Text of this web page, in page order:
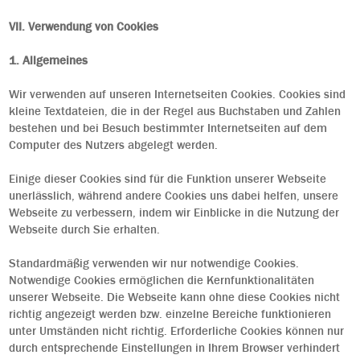
VII. Verwendung von Cookies
1. Allgemeines
Wir verwenden auf unseren Internetseiten Cookies. Cookies sind
kleine Textdateien, die in der Regel aus Buchstaben und Zahlen
bestehen und bei Besuch bestimmter Internetseiten auf dem
Computer des Nutzers abgelegt werden.
Einige dieser Cookies sind für die Funktion unserer Webseite
unerlässlich, während andere Cookies uns dabei helfen, unsere
Webseite zu verbessern, indem wir Einblicke in die Nutzung der
Webseite durch Sie erhalten.
Standardmäßig verwenden wir nur notwendige Cookies.
Notwendige Cookies ermöglichen die Kernfunktionalitäten
unserer Webseite. Die Webseite kann ohne diese Cookies nicht
richtig angezeigt werden bzw. einzelne Bereiche funktionieren
unter Umständen nicht richtig. Erforderliche Cookies können nur
durch entsprechende Einstellungen in Ihrem Browser verhindert